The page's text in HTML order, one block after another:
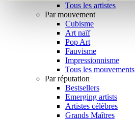
Tous les artistes
Par mouvement
Cubisme
Art naïf
Pop Art
Fauvisme
Impressionnisme
Tous les mouvements
Par réputation
Bestsellers
Emerging artists
Artistes célèbres
Grands Maîtres